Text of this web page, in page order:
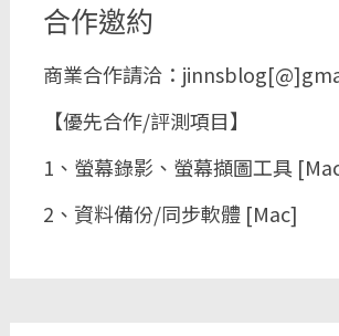
合作邀約
商業合作請洽：
【優先合作/評測項目】
1、螢幕錄影、螢幕擷圖工具
2、資料備份/同步軟體 [Mac]